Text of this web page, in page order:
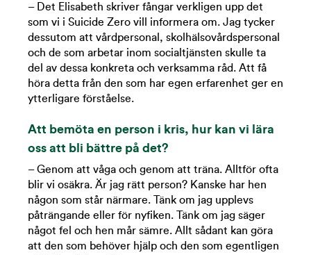
– Det Elisabeth skriver fångar verkligen upp det
som vi i Suicide Zero vill informera om. Jag tycker
dessutom att vårdpersonal, skolhälsovårdspersonal
och de som arbetar inom socialtjänsten skulle ta
del av dessa konkreta och verksamma råd. Att få
höra detta från den som har egen erfarenhet ger en
ytterligare förståelse.
Att bemöta en person i kris, hur kan vi lära
oss att bli bättre på det?
– Genom att våga och genom att träna. Alltför ofta
blir vi osäkra. Är jag rätt person? Kanske har hen
någon som står närmare. Tänk om jag upplevs
påträngande eller för nyfiken. Tänk om jag säger
något fel och hen mår sämre. Allt sådant kan göra
att den som behöver hjälp och den som egentligen